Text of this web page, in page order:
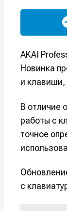
AKAI
Новинка
и
В отличие
работы с
точное
с